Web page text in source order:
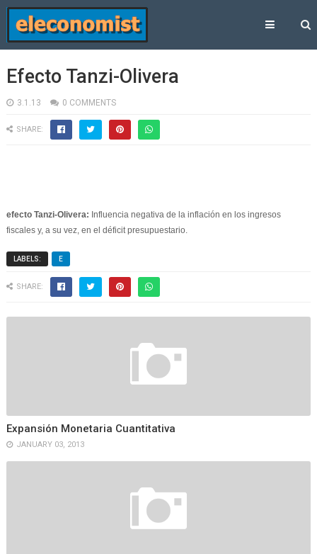
Efecto Tanzi-Olivera
3.1.13 0 COMMENTS
SHARE:
efecto Tanzi-Olivera: Influencia negativa de la inflación en los ingresos
fiscales y, a su vez, en el déficit presupuestario.
LABELS: E
SHARE:
Expansión Monetaria Cuantitativa
JANUARY 03, 2013